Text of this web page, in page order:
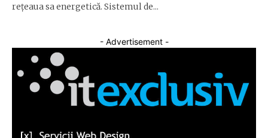
rețeaua sa energetică. Sistemul de...
- Advertisement -